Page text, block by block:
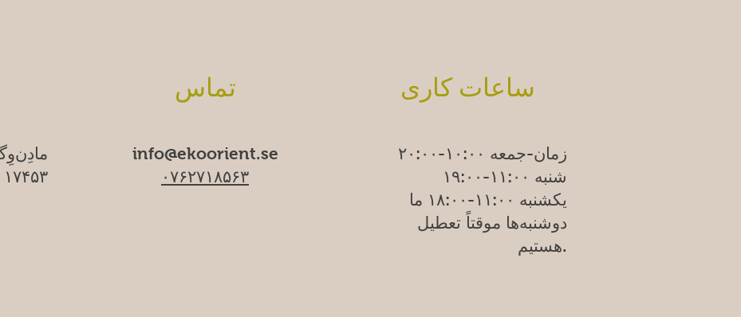
۱۷۴۵۳ ساندبیبرگ
تماس
info@ekoorient.se
۰۷۶۲۷۱۸۵۶۳
ساعات کاری
زمان-جمعه ۱۰:۰۰-۲۰:۰۰
شنبه ۱۱:۰۰-۱۹:۰۰
یکشنبه ۱۱:۰۰-۱۸:۰۰
ما
دوشنبه‌ها موقتاً تعطیل
هستیم.